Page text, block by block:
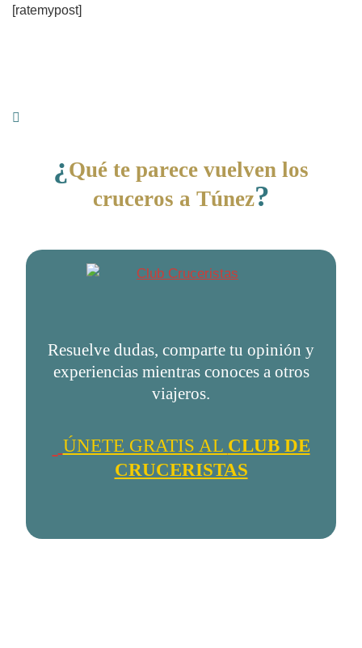
[ratemypost]
¿ Qué te parece vuelven los
cruceros a Túnez?
Resuelve dudas, comparte tu opinión y
experiencias mientras conoces a otros
viajeros.
ÚNETE GRATIS AL CLUB DE
CRUCERISTAS